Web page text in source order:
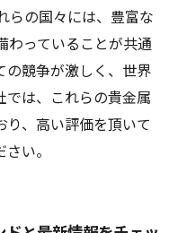
らの国々には、豊富な
わっていることが共通
の競争が激しく、世界
では、これらの貴金属
、高い評価を頂いて
い。